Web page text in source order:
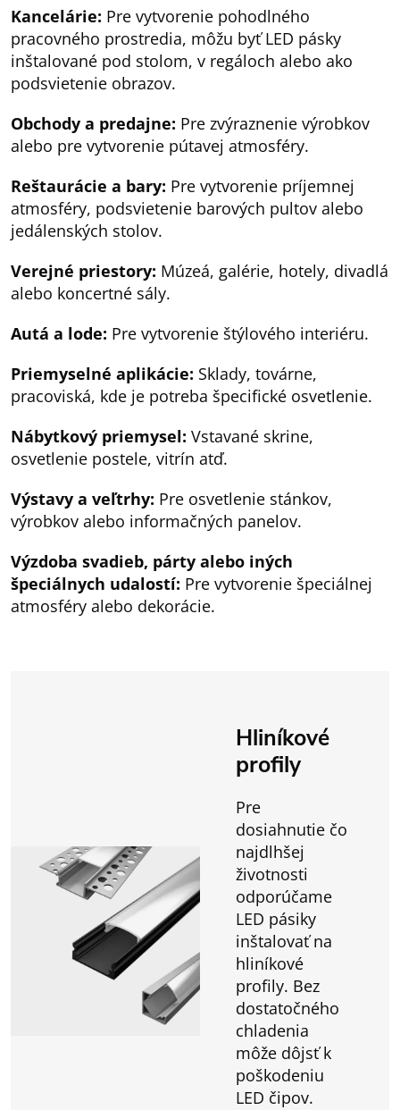
Kancelárie: Pre vytvorenie pohodlného
pracovného prostredia, môžu byť LED pásky
inštalované pod stolom, v regáloch alebo ako
podsvietenie obrazov.
Obchody a predajne: Pre zvýraznenie výrobkov
alebo pre vytvorenie pútavej atmosféry.
Reštaurácie a bary: Pre vytvorenie príjemnej
atmosféry, podsvietenie barových pultov alebo
jedálenských stolov.
Verejné priestory: Múzeá, galérie, hotely, divadlá
alebo koncertné sály.
Autá a lode: Pre vytvorenie štýlového interiéru.
Priemyselné aplikácie: Sklady, továrne,
pracoviská, kde je potreba špecifické osvetlenie.
Nábytkový priemysel: Vstavané skrine,
osvetlenie postele, vitrín atď.
Výstavy a veľtrhy: Pre osvetlenie stánkov,
výrobkov alebo informačných panelov.
Výzdoba svadieb, párty alebo iných
špeciálnych udalostí: Pre vytvorenie špeciálnej
atmosféry alebo dekorácie.
Hliníkové
profily
Pre
dosiahnutie čo
najdlhšej
životnosti
odporúčame
LED pásiky
inštalovať na
hliníkové
profily. Bez
dostatočného
chladenia
môže dôjsť k
poškodeniu
LED čipov.